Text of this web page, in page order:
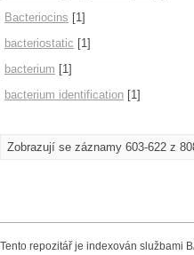
Bacteriocins [1]
bacteriostatic [1]
bacterium [1]
bacterium identification [1]
Zobrazují se záznamy 603-622 z
Tento repozitář je indexován službami